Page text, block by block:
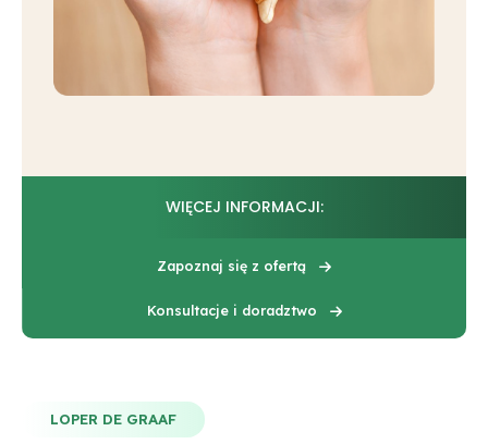
WIĘCEJ INFORMACJI:
Zapoznaj się z ofertą
Konsultacje i doradztwo
LOPER DE GRAAF